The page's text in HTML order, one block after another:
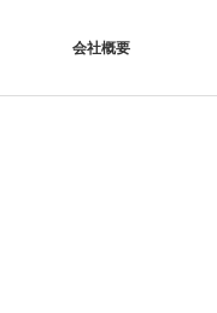
会社概要